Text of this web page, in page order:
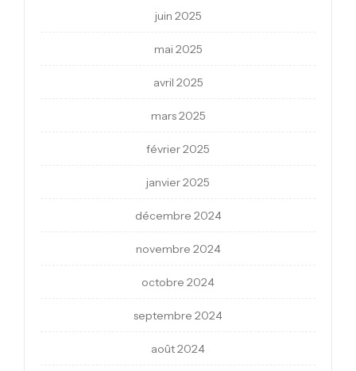
juin 2025
mai 2025
avril 2025
mars 2025
février 2025
janvier 2025
décembre 2024
novembre 2024
octobre 2024
septembre 2024
août 2024